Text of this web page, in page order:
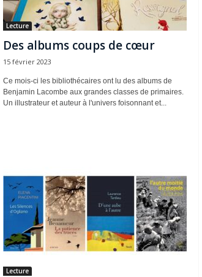
Lecture
Des albums coups de cœur
15 février 2023
Ce mois-ci les bibliothécaires ont lu des albums de
Benjamin Lacombe aux grandes classes de primaires.
Un illustrateur et auteur à l'univers foisonnant et...
Lecture